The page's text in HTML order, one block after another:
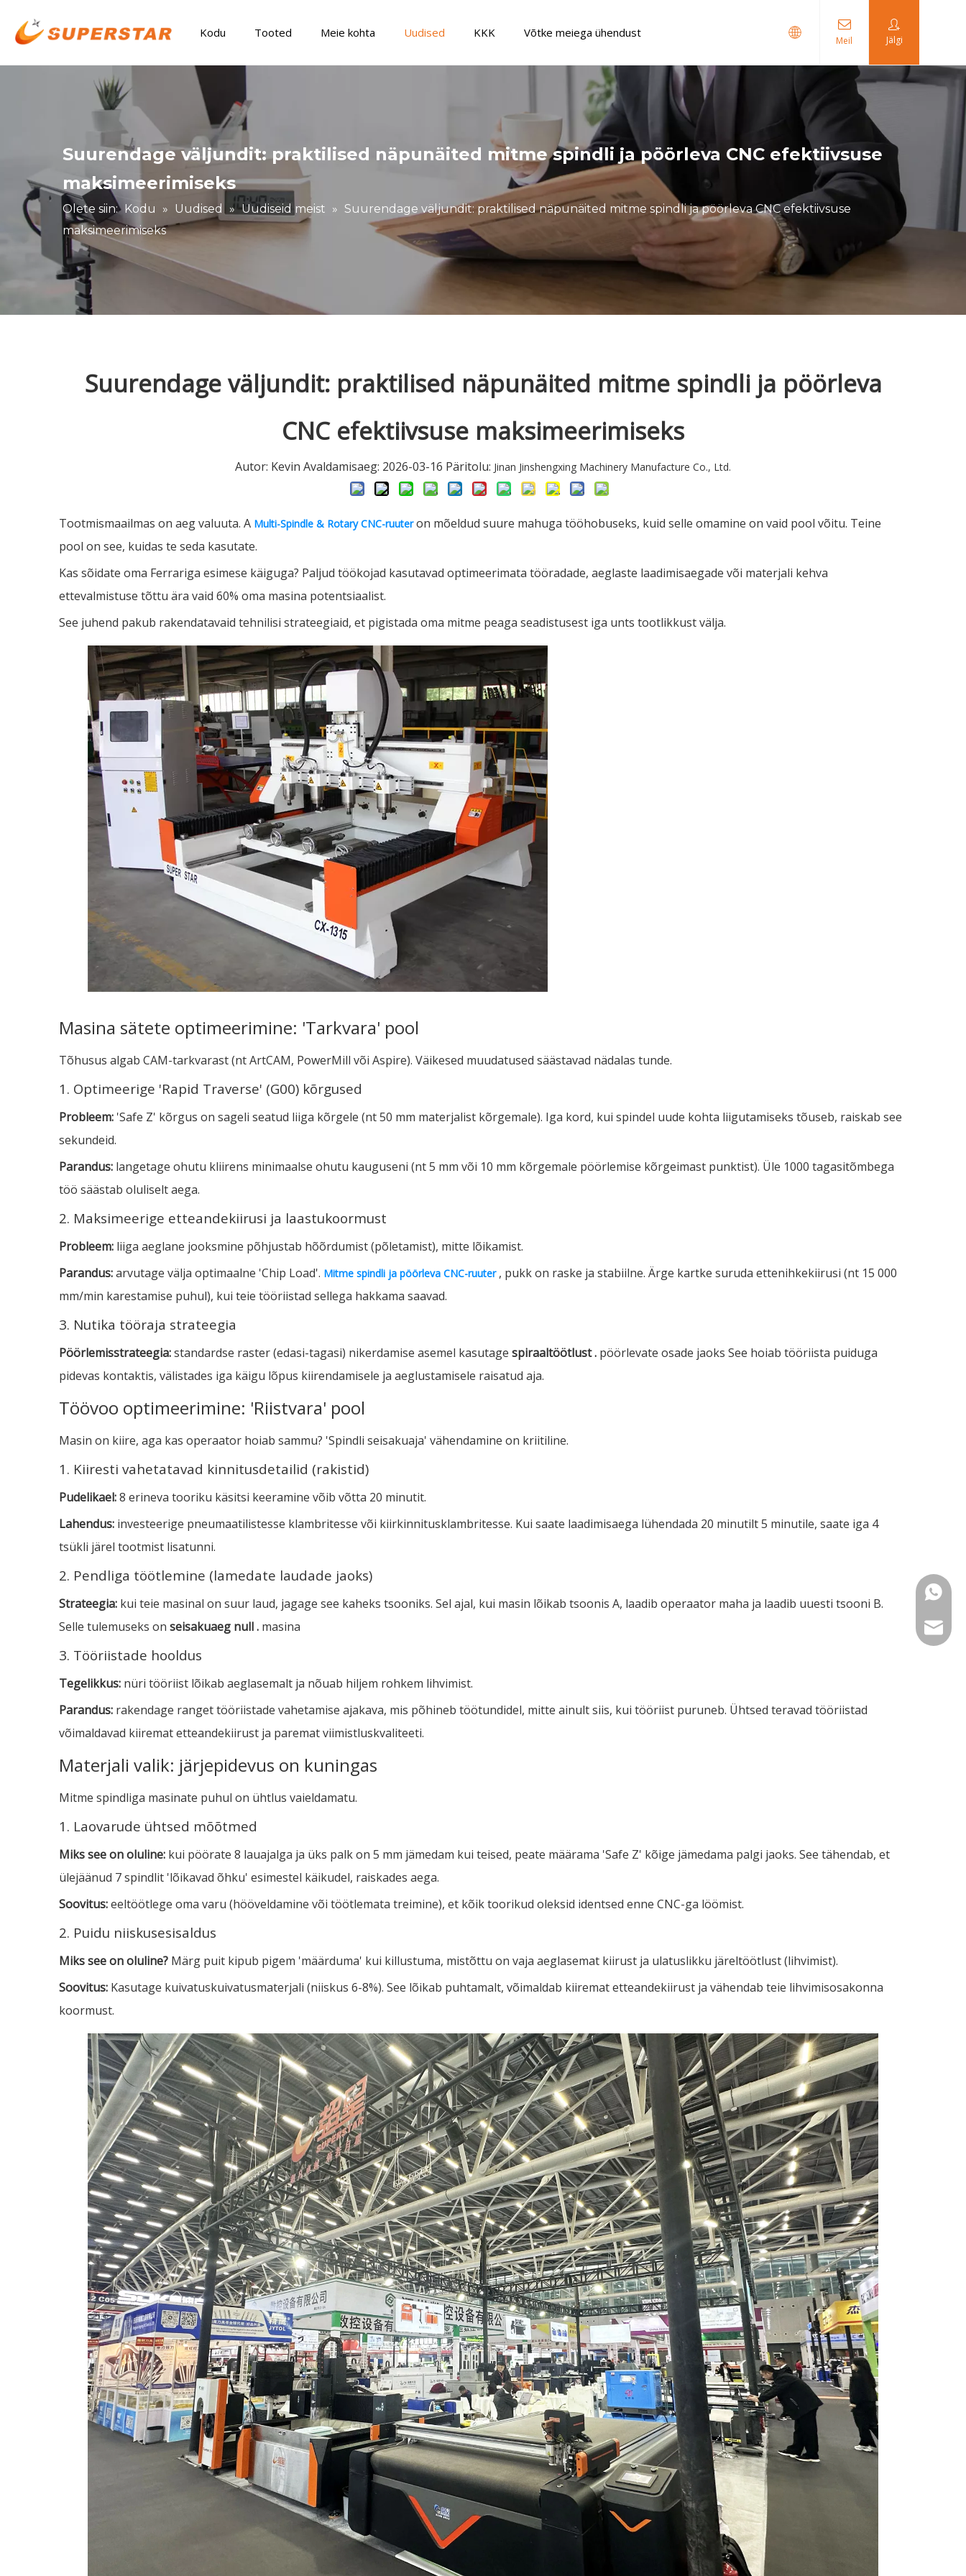
Kodu Tooted Meie kohta Uudised KKK Võtke meiega ühendust
Meil Jälgi
Suurendage väljundit: praktilised näpunäited mitme spindli ja pöörleva CNC efektiivsuse
maksimeerimiseks
Olete siin: Kodu » Uudised » Uudiseid meist » Suurendage väljundit: praktilised näpunäited mitme spindli ja pöörleva CNC efektiivsuse
maksimeerimiseks
Suurendage väljundit: praktilised näpunäited mitme spindli ja pöörleva
CNC efektiivsuse maksimeerimiseks
Autor: Kevin Avaldamisaeg: 2026-03-16 Päritolu: Jinan Jinshengxing Machinery Manufacture Co., Ltd.
Tootmismaailmas on aeg valuuta. A Multi-Spindle & Rotary CNC-ruuteron mõeldud suure mahuga tööhobuseks, kuid selle omamine on vaid pool võitu. Teine
pool on see, kuidas te seda kasutate.
Kas sõidate oma Ferrariga esimese käiguga? Paljud töökojad kasutavad optimeerimata tööradade, aeglaste laadimisaegade või materjali kehva
ettevalmistuse tõttu ära vaid 60% oma masina potentsiaalist.
See juhend pakub rakendatavaid tehnilisi strateegiaid, et pigistada oma mitme peaga seadistusest iga unts tootlikkust välja.
Masina sätete optimeerimine: 'Tarkvara' pool
Tõhusus algab CAM-tarkvarast (nt ArtCAM, PowerMill või Aspire). Väikesed muudatused säästavad nädalas tunde.
1. Optimeerige 'Rapid Traverse' (G00) kõrgused
Probleem: 'Safe Z' kõrgus on sageli seatud liiga kõrgele (nt 50 mm materjalist kõrgemale). Iga kord, kui spindel uude kohta liigutamiseks tõuseb, raiskab see
sekundeid.
Parandus: langetage ohutu kliirens minimaalse ohutu kauguseni (nt 5 mm või 10 mm kõrgemale pöörlemise kõrgeimast punktist). Üle 1000 tagasitõmbega
töö säästab oluliselt aega.
2. Maksimeerige etteandekiirusi ja laastukoormust
Probleem: liiga aeglane jooksmine põhjustab hõõrdumist (põletamist), mitte lõikamist.
Parandus:arvutage välja optimaalne 'Chip Load'. Mitme spindli ja pöörleva CNC-ruuter , pukk on raske ja stabiilne. Ärge kartke suruda ettenihkekiirusi (nt 15 000
mm/min karestamise puhul), kui teie tööriistad sellega hakkama saavad.
3. Nutika tööraja strateegia
Pöörlemisstrateegia:standardse raster (edasi-tagasi) nikerdamise asemel kasutage spiraaltöötlust . pöörlevate osade jaoks See hoiab tööriista puiduga
pidevas kontaktis, välistades iga käigu lõpus kiirendamisele ja aeglustamisele raisatud aja.
Töövoo optimeerimine: 'Riistvara' pool
Masin on kiire, aga kas operaator hoiab sammu? 'Spindli seisakuaja' vähendamine on kriitiline.
1. Kiiresti vahetatavad kinnitusdetailid (rakistid)
Pudelikael:8 erineva tooriku käsitsi keeramine võib võtta 20 minutit.
Lahendus: investeerige pneumaatilistesse klambritesse või kiirkinnitusklambritesse. Kui saate laadimisaega lühendada 20 minutilt 5 minutile, saate iga 4
tsükli järel tootmist lisatunni.
2. Pendliga töötlemine (lamedate laudade jaoks)
Strateegia: kui teie masinal on suur laud, jagage see kaheks tsooniks. Sel ajal, kui masin lõikab tsoonis A, laadib operaator maha ja laadib uuesti tsooni B.
Selle tulemuseks on seisakuaeg null . masina
3. Tööriistade hooldus
Tegelikkus: nüri tööriist lõikab aeglasemalt ja nõuab hiljem rohkem lihvimist.
Parandus: rakendage ranget tööriistade vahetamise ajakava, mis põhineb töötundidel, mitte ainult siis, kui tööriist puruneb. Ühtsed teravad tööriistad
võimaldavad kiiremat etteandekiirust ja paremat viimistluskvaliteeti.
Materjali valik: järjepidevus on kuningas
Mitme spindliga masinate puhul on ühtlus vaieldamatu.
1. Laovarude ühtsed mõõtmed
Miks see on oluline: kui pöörate 8 lauajalga ja üks palk on 5 mm jämedam kui teised, peate määrama 'Safe Z' kõige jämedama palgi jaoks. See tähendab, et
ülejäänud 7 spindlit 'lõikavad õhku' esimestel käikudel, raiskades aega.
Soovitus:eeltöötlege oma varu (hööveldamine või töötlemata treimine), et kõik toorikud oleksid identsed enne CNC-ga löömist.
2. Puidu niiskusesisaldus
Miks see on oluline? Märg puit kipub pigem 'määrduma' kui killustuma, mistõttu on vaja aeglasemat kiirust ja ulatuslikku järeltöötlust (lihvimist).
Soovitus: Kasutage kuivatuskuivatusmaterjali (niiskus 6-8%). See lõikab puhtamalt, võimaldab kiiremat etteandekiirust ja vähendab teie lihvimisosakonna
koormust.